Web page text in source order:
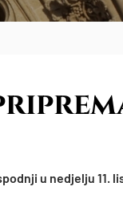
u nedjelju 11.